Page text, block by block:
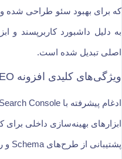
که برای بهبود سئو طراحی شده
به دلیل داشبورد کاربرپسند و
اصلی تبدیل شده است.
ویژگی‌های کلیدی افزونه Rank Math SEO:
ادغام پیشرفته با Google Search Console
ابزارهای بهینه‌سازی داخلی برای
پشتیبانی از طرح‌های Schema و ریچ اسنیپت